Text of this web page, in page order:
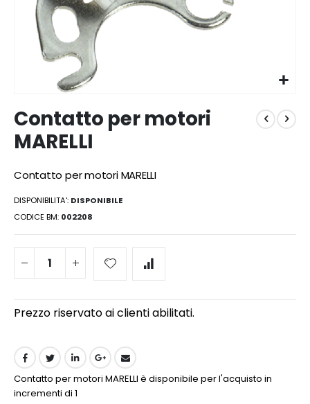
all'inizio
della
galleria
immagini
Contatto per motori
MARELLI
Contatto per motori MARELLI
DISPONIBILITA': DISPONIBILE
CODICE BM 002208
Prezzo riservato ai clienti abilitati.
Contatto per motori MARELLI è disponibile per l'acquisto in
incrementi di 1